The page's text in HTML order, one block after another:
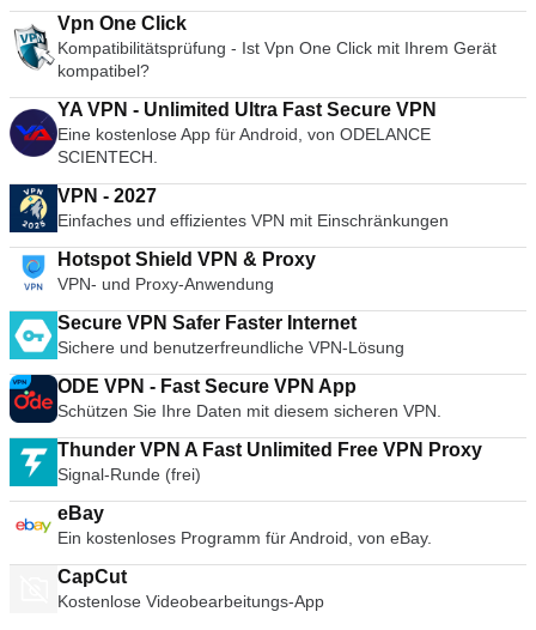
Vpn One Click
Kompatibilitätsprüfung - Ist Vpn One Click mit Ihrem Gerät
kompatibel?
YA VPN - Unlimited Ultra Fast Secure VPN
Eine kostenlose App für Android, von ODELANCE
SCIENTECH.
VPN - 2027
Einfaches und effizientes VPN mit Einschränkungen
Hotspot Shield VPN & Proxy
VPN- und Proxy-Anwendung
Secure VPN Safer Faster Internet
Sichere und benutzerfreundliche VPN-Lösung
ODE VPN - Fast Secure VPN App
Schützen Sie Ihre Daten mit diesem sicheren VPN.
Thunder VPN A Fast Unlimited Free VPN Proxy
Signal-Runde (frei)
eBay
Ein kostenloses Programm für Android, von eBay.
CapCut
Kostenlose Videobearbeitungs-App